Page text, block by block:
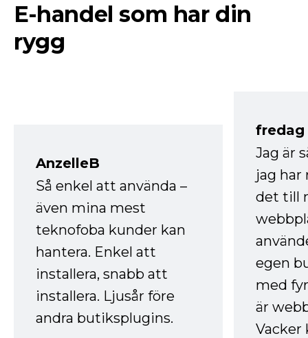
E-handel som har din
rygg
AnzelleB
Så enkel att använda –
även mina mest
teknofoba kunder kan
hantera. Enkel att
installera, snabb att
installera. Ljusår före
andra butiksplugins.
fredag
Jag är
jag
det till
egen
med
är
Vacker